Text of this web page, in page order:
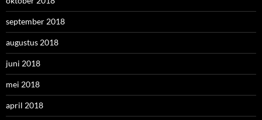
september 2018
augustus 2018
juni 2018
mei 2018
april 2018